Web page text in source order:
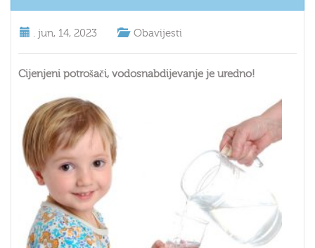
. jun, 14, 2023 Obavijesti
Cijenjeni potrošači, vodosnabdijevanje je uredno!